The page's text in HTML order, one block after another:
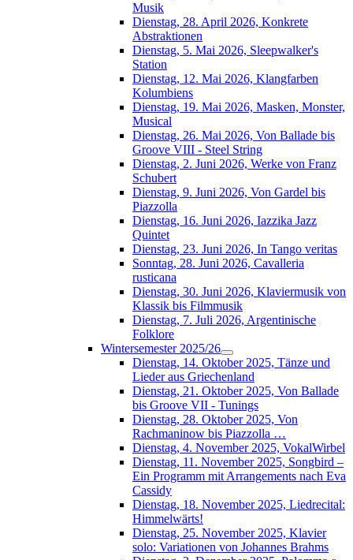
Musik
Dienstag, 28. April 2026, Konkrete
Abstraktionen
Dienstag, 5. Mai 2026, Sleepwalker's
Station
Dienstag, 12. Mai 2026, Klangfarben
Kolumbiens
Dienstag, 19. Mai 2026, Masken, Monster,
Musical
Dienstag, 26. Mai 2026, Von Ballade bis
Groove VIII - Steel String
Dienstag, 2. Juni 2026, Werke von Franz
Schubert
Dienstag, 9. Juni 2026, Von Gardel bis
Piazzolla
Dienstag, 16. Juni 2026, Iazzika Jazz
Quintet
Dienstag, 23. Juni 2026, In Tango veritas
Sonntag, 28. Juni 2026, Cavalleria
rusticana
Dienstag, 30. Juni 2026, Klaviermusik von
Klassik bis Filmmusik
Dienstag, 7. Juli 2026, Argentinische
Folklore
Wintersemester 2025/26
Dienstag, 14. Oktober 2025, Tänze und
Lieder aus Griechenland
Dienstag, 21. Oktober 2025, Von Ballade
bis Groove VII - Tunings
Dienstag, 28. Oktober 2025, Von
Rachmaninow bis Piazzolla …
Dienstag, 4. November 2025, VokalWirbel
Dienstag, 11. November 2025, Songbird –
Ein Programm mit Arrangements nach Eva
Cassidy
Dienstag, 18. November 2025, Liedrecital:
Himmelwärts!
Dienstag, 25. November 2025, Klavier
solo: Variationen von Johannes Brahms